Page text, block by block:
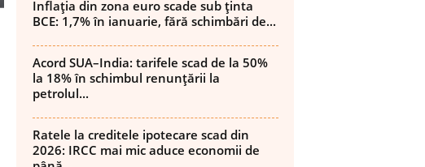
Inflația din zona euro scade sub ținta
BCE: 1,7% în ianuarie, fără schimbări de...
Acord SUA–India: tarifele scad de la 50%
la 18% în schimbul renunțării la
petrolul...
Ratele la creditele ipotecare scad din
2026: IRCC mai mic aduce economii de